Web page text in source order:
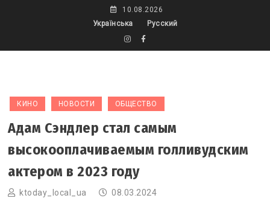
10.08.2026
Українська
Русский
КИНО НОВОСТИ ОБЩЕСТВО
Адам Сэндлер стал самым
высокооплачиваемым голливудским
актером в 2023 году
ktoday_local_ua 08.03.2024